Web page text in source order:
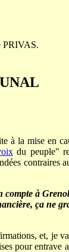
PRIVAS.
à la mise en
du peuple"
contraires
à
ça ne
et, je
pour